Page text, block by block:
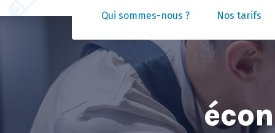
Qui sommes-nous ? Nos tarifs